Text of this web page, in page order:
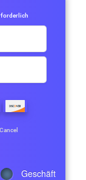
Geschäft